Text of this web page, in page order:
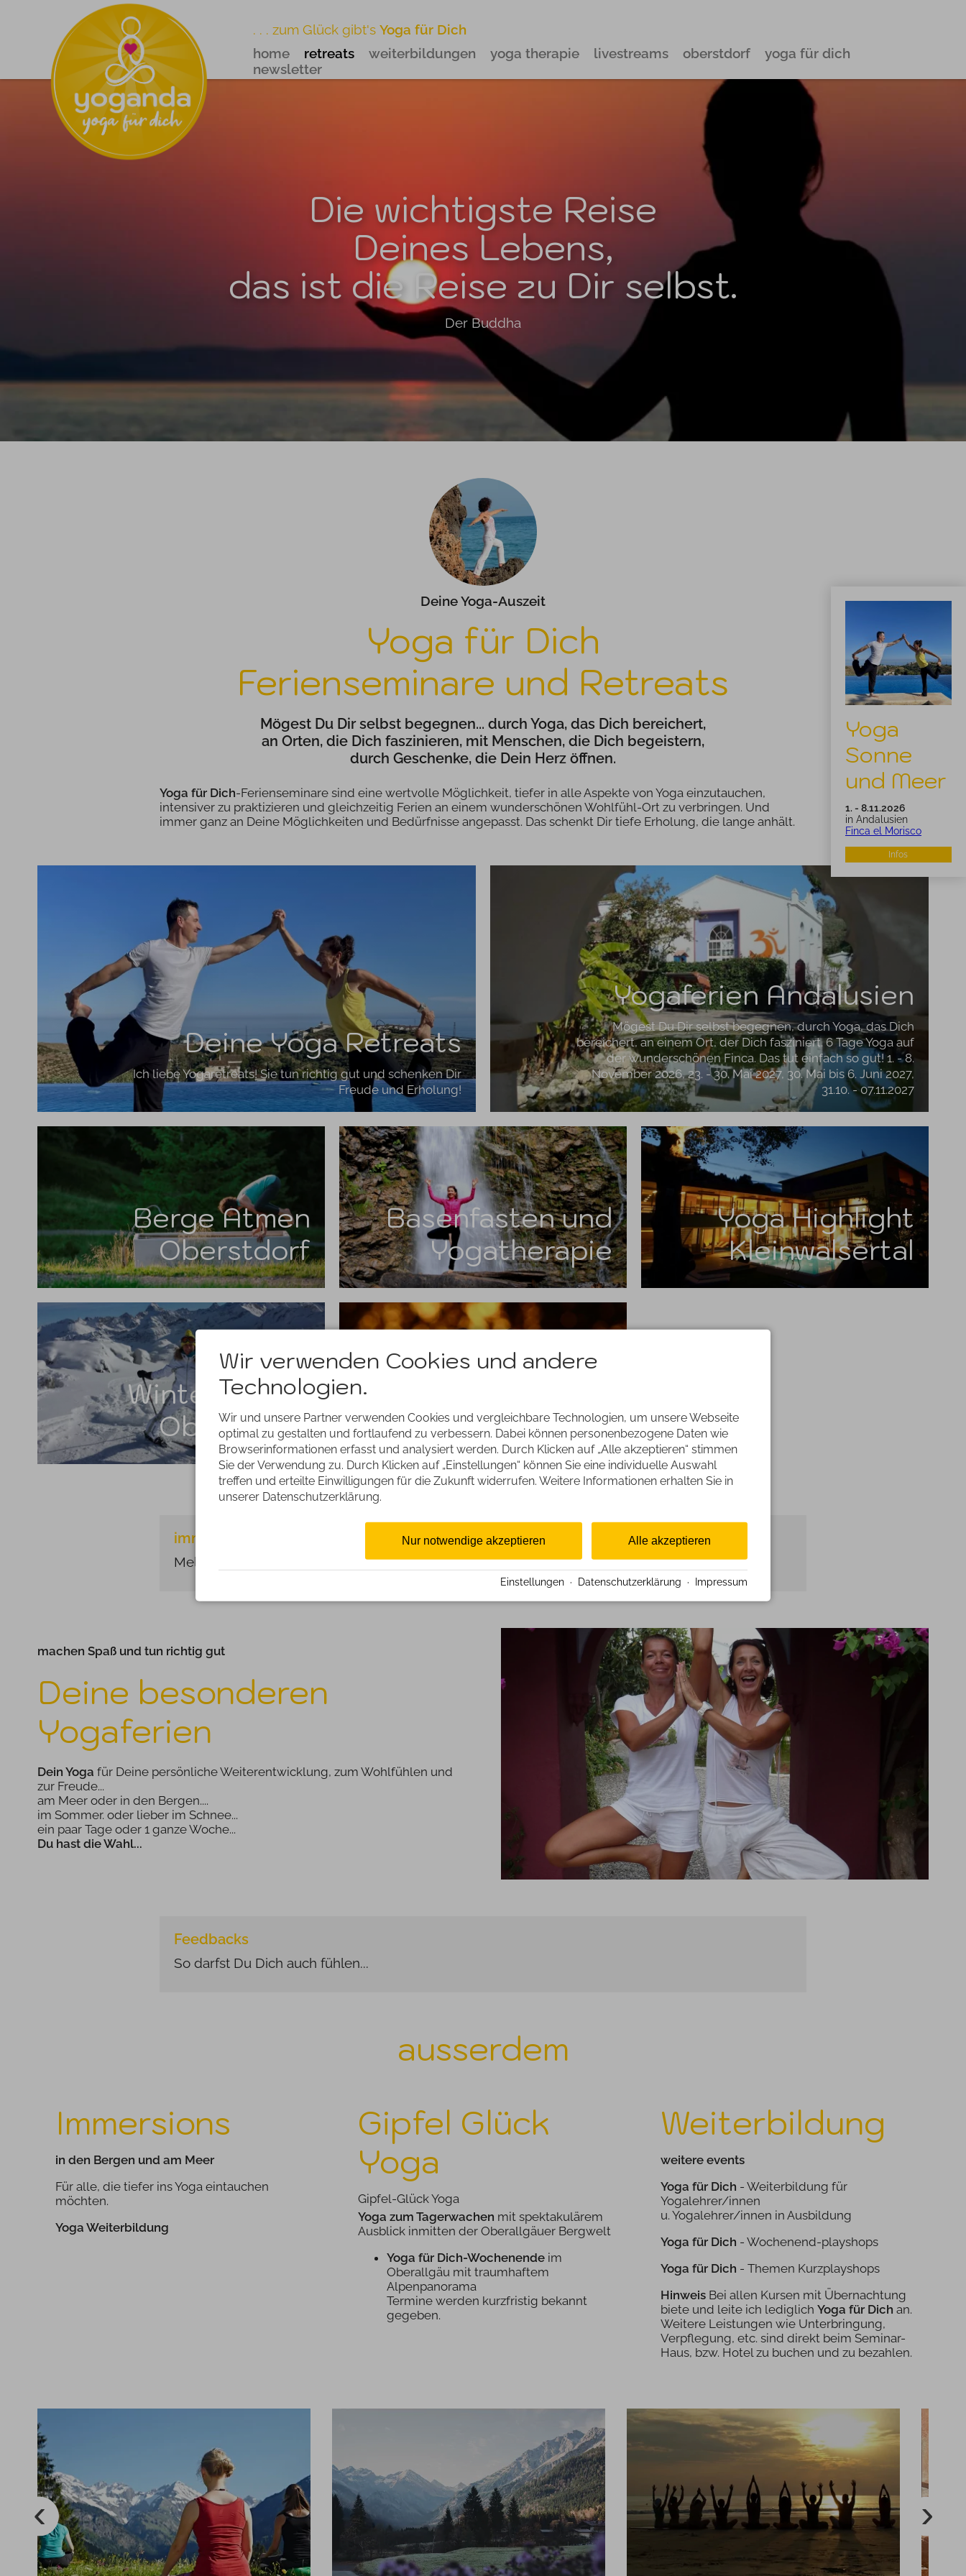
. . . zum Glück gibt's Yoga für Dich
home
retreats weiterbildungen yoga therapie livestreams oberstdorf
yoga für dich
newsletter
Die wichtigste Reise
Deines Lebens,
das ist die Reise zu Dir selbst.
Der Buddha
Deine Yoga-Auszeit
Yoga für Dich
Ferienseminare und Retreats
Mögest Du Dir selbst begegnen... durch Yoga, das Dich bereichert,
an Orten, die Dich faszinieren, mit Menschen, die Dich begeistern,
durch Geschenke, die Dein Herz öffnen.
Yoga für Dich-Ferienseminare sind eine wertvolle Möglichkeit, tiefer in alle Aspekte von Yoga einzutauchen,
intensiver zu praktizieren und gleichzeitig Ferien an einem wunderschönen Wohlfühl-Ort zu verbringen. Und
immer ganz an Deine Möglichkeiten und Bedürfnisse angepasst. Das schenkt Dir tiefe Erholung, die lange anhält.
Deine Yoga Retreats
Ich liebe Yogaretreats! Sie tun richtig gut und schenken Dir
Freude und Erholung!
Yogaferien Andalusien
Mögest Du Dir selbst begegnen, durch Yoga, das Dich
bereichert, an einem Ort, der Dich fasziniert. 6 Tage Yoga auf
der wunderschönen Finca. Das tut einfach so gut! 1. - 8.
November 2026, 23. - 30. Mai 2027, 30. Mai bis 6. Juni 2027,
31.10. - 07.11.2027
Berge Atmen
Oberstdorf
Basenfasten und
Yogatherapie
Yoga Highlight
Kleinwalsertal
Winterzauber
Oberstdorf
Feedbacks
immer informiert sein
Melde Dich gerne für den newsletter an. Dankeschön.
machen Spaß und tun richtig gut
Deine besonderen
Yogaferien
Dein Yoga für Deine persönliche Weiterentwicklung, zum Wohlfühlen und
zur Freude...
am Meer oder in den Bergen....
im Sommer. oder lieber im Schnee...
ein paar Tage oder 1 ganze Woche...
Du hast die Wahl...
Feedbacks
So darfst Du Dich auch fühlen...
ausserdem
Immersions
in den Bergen und am Meer
Für alle, die tiefer ins Yoga eintauchen
möchten.
Yoga Weiterbildung
Gipfel Glück
Yoga
Gipfel-Glück Yoga
Yoga zum Tagerwachen mit spektakulärem
Ausblick inmitten der Oberallgäuer Bergwelt
Yoga für Dich-Wochenende im
Oberallgäu mit traumhaftem
Alpenpanorama
Termine werden kurzfristig bekannt
gegeben.
Weiterbildung
weitere events
Yoga für Dich - Weiterbildung für
Yogalehrer/innen
u. Yogalehrer/innen in Ausbildung
Yoga für Dich - Wochenend-playshops
Yoga für Dich - Themen Kurzplayshops
Hinweis Bei allen Kursen mit Übernachtung
biete und leite ich lediglichYoga für Dich an.
Weitere Leistungen wie Unterbringung,
Verpflegung, etc. sind direkt beim Seminar-
Haus, bzw. Hotel zu buchen und zu bezahlen.
Yoga
Sonne
und Meer
1. - 8.11.2026
in Andalusien
Finca el Morisco
Infos
Wir verwenden Cookies und andere
Technologien.
Wir und unsere Partner verwenden Cookies und vergleichbare Technologien, um unsere Webseite
optimal zu gestalten und fortlaufend zu verbessern. Dabei können personenbezogene Daten wie
Browserinformationen erfasst und analysiert werden. Durch Klicken auf „Alle akzeptieren“ stimmen
Sie der Verwendung zu. Durch Klicken auf „Einstellungen“ können Sie eine individuelle Auswahl
treffen und erteilte Einwilligungen für die Zukunft widerrufen. Weitere Informationen erhalten Sie in
unserer Datenschutzerklärung.
Alle akzeptieren
Nur notwendige akzeptieren
Einstellungen · Datenschutzerklärung · Impressum